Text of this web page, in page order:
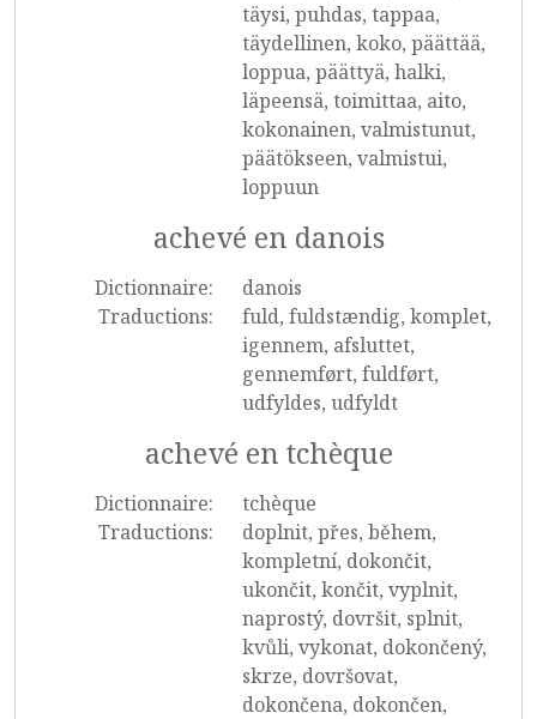
täysi, puhdas, tappaa,
täydellinen, koko, päättää,
loppua, päättyä, halki,
läpeensä, toimittaa, aito,
kokonainen, valmistunut,
päätökseen, valmistui,
loppuun
achevé en danois
Dictionnaire:
danois
Traductions:
fuld, fuldstændig, komplet,
igennem, afsluttet,
gennemført, fuldført,
udfyldes, udfyldt
achevé en tchèque
Dictionnaire:
tchèque
Traductions:
doplnit, přes, během,
kompletní, dokončit,
ukončit, končit, vyplnit,
naprostý, dovršit, splnit,
kvůli, vykonat, dokončený,
skrze, dovršovat,
dokončena, dokončen,